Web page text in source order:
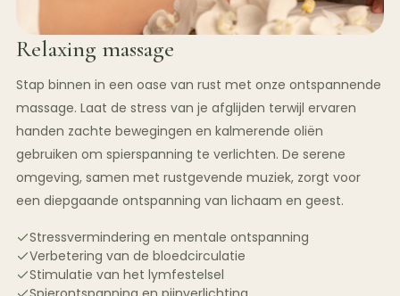
Relaxing massage
Stap binnen in een oase van rust met onze ontspannende
massage. Laat de stress van je afglijden terwijl ervaren
handen zachte bewegingen en kalmerende oliën
gebruiken om spierspanning te verlichten. De serene
omgeving, samen met rustgevende muziek, zorgt voor
een diepgaande ontspanning van lichaam en geest.
Stressvermindering en mentale ontspanning
Verbetering van de bloedcirculatie
Stimulatie van het lymfestelsel